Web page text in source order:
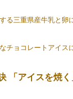
る三重県産牛乳と卵
チョコレートアイス
「アイスを焼く